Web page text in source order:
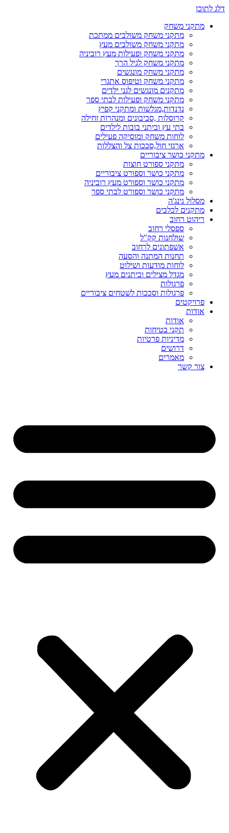
דלג לתוכן
מתקני משחק
מתקני משחק משולבים ממתכת
מתקני משחק משולבים מעץ
מתקני משחק ופעילות מעץ רוביניה
מתקני משחק לגיל הרך
מתקני משחק מונגשים
מתקני משחק וטיפוס אתגרי
מתקנים מונגשים לגני ילדים
מתקני משחק ופעילות לבתי ספר
נדנדות,מגלשות ומתקני קפיץ
קרוסלות ,סביבונים ומנהרות זחילה
בתי עץ וביתני בובות לילדים
לוחות משחק ומוסיקה פעילים
ארגזי חול,סככות צל והצללות
מתקני כושר ציבוריים
מתקני ספורט חוצות
מתקני כושר וספורט ציבוריים
מתקני כושר וספורט מעץ רוביניה
מתקני כושר וספורט לבתי ספר
מסלול נינג'ה
מתקנים לכלבים
ריהוט רחוב
ספסלי רחוב
שולחנות קק"ל
אשפתונים לרחוב
תחנות המתנה והסעה
לוחות מודעות ושילוט
מגדל מצילים וביתנים מעץ
פרגולות
פרגולות וסככות לשטחים ציבוריים
פרויקטים
אודות
אודות
תקני בטיחות
מדיניות פרטיות
דרושים
מאמרים
צור קשר